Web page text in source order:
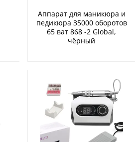
Аппарат для маникюра и
педикюра 35000 оборотов
65 ват 868 -2 Global,
чёрный